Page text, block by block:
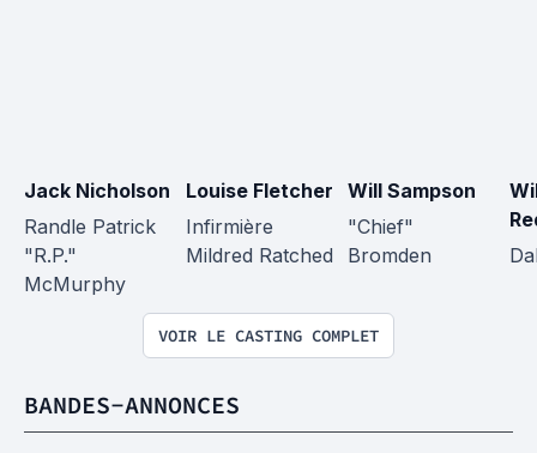
Jack Nicholson
Randle Patrick
"R.P."
McMurphy
Louise Fletcher
Infirmière
Mildred Ratched
Will Sampson
"Chief"
Bromden
VOIR LE CASTING COMPLET
BANDES-ANNONCES